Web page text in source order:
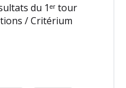
du 1ᵉʳ tour
/ Critérium